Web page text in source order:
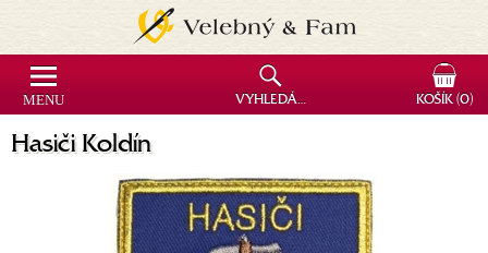
Hasiči Koldín
MENU VYHLEDÁVÁNÍ KOŠÍK(0)